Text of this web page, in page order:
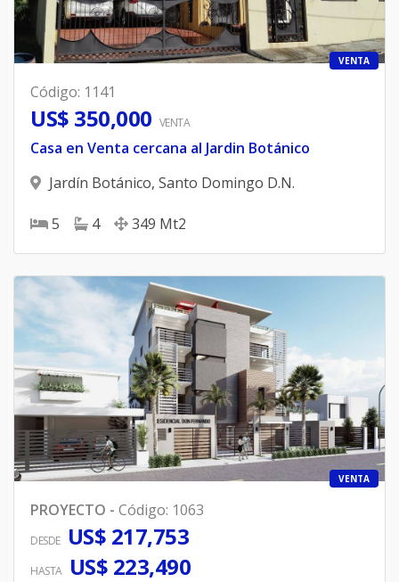
VENTA
Código: 1141
US$ 350,000 VENTA
Casa en Venta cercana al Jardin Botánico
Jardín Botánico, Santo Domingo D.N.
5 4 349 Mt2
VENTA
PROYECTO - Código: 1063
DESDE US$ 217,753
HASTA US$ 223,490